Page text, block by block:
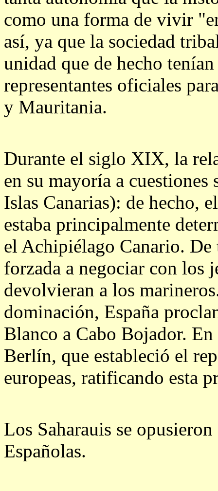
como una forma de vivir
así, ya que la sociedad
unidad que de hecho
representantes oficiales
y Mauritania.
Durante el siglo XIX, la
en su mayoría a cuestiones
Islas Canarias): de hecho,
estaba principalmente
el Achipiélago Canario. De
forzada a negociar con los
devolvieran a los
dominación, España
Blanco a Cabo Bojador.
Berlín, que estableció el
europeas, ratificando esta
Los Saharauis se
Españolas.